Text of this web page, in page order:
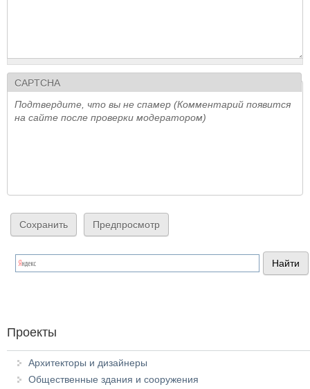
CAPTCHA
Подтвердите, что вы не спамер (Комментарий появится
на сайте после проверки модератором)
Проекты
Архитекторы и дизайнеры
Общественные здания и сооружения